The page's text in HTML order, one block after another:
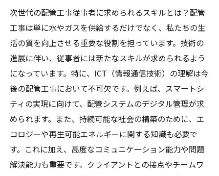
次世代の配管工事従事者に求められるスキルとは？配管
工事は単に水やガスを供給するだけでなく、私たちの生
活の質を向上させる重要な役割を担っています。技術の
進展に伴い、従事者には新たなスキルが求められるよう
になっています。特に、ICT（情報通信技術）の理解は今
後の配管工事において不可欠です。例えば、スマートシ
ティの実現に向けて、配管システムのデジタル管理が求
められます。また、持続可能な社会の構築のために、エ
コロジーや再生可能エネルギーに関する知識も必要で
す。これに加え、高度なコミュニケーション能力や問題
解決能力も重要です。クライアントとの接点やチームワ